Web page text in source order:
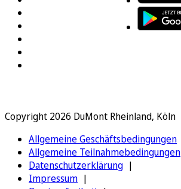
Copyright 2026 DuMont Rheinland, Köln
Allgemeine Geschäftsbedingungen
Allgemeine Teilnahmebedingungen
Datenschutzerklärung
Impressum